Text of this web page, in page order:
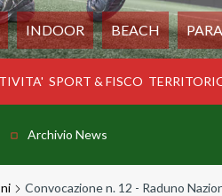
INDOOR BEACH
SPORT & FISCO
Archivio News
Convocazione n. 12 - Raduno